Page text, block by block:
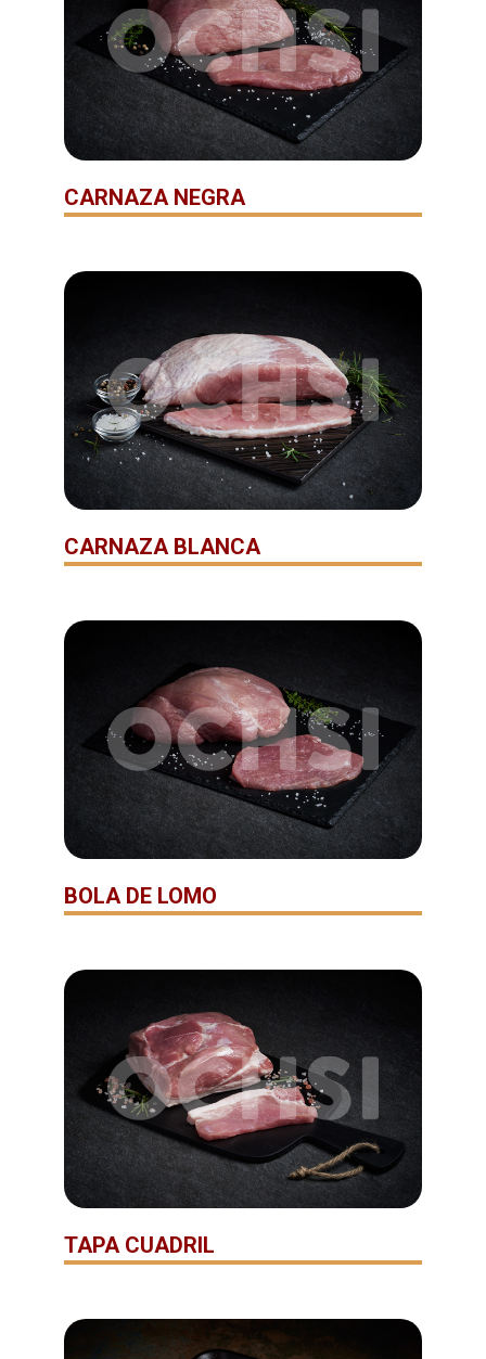
CARNAZA NEGRA
CARNAZA BLANCA
BOLA DE LOMO
TAPA CUADRIL